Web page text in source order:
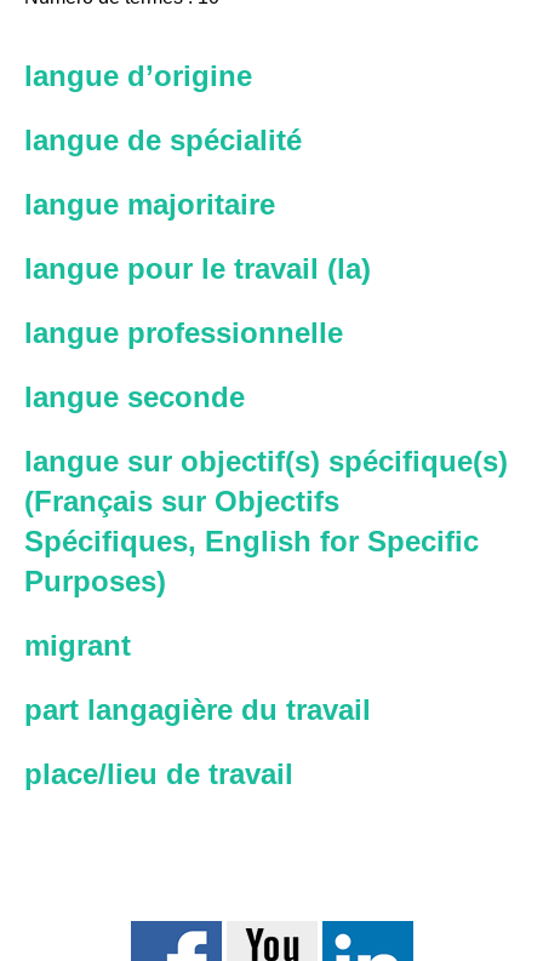
langue d’origine
langue de spécialité
langue majoritaire
langue pour le travail (la)
langue professionnelle
langue seconde
langue sur objectif(s) spécifique(s)
(Français sur Objectifs
Spécifiques, English for Specific
Purposes)
migrant
part langagière du travail
place/lieu de travail